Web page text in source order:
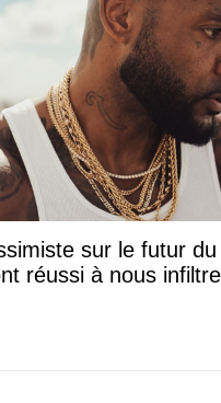
sur le futur
réussi à nous